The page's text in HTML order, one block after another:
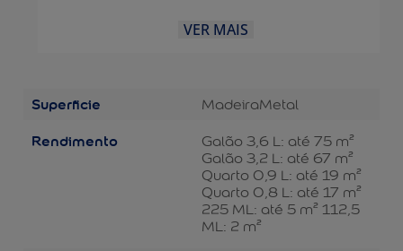
VER MAIS
Superficie MadeiraMetal
Rendimento
Galão 3,6 L: até 75 m²
Galão 3,2 L: até 67 m²
Quarto 0,9 L: até 19 m²
Quarto 0,8 L: até 17 m²
225 ML: até 5 m² 112,5
ML: 2 m²